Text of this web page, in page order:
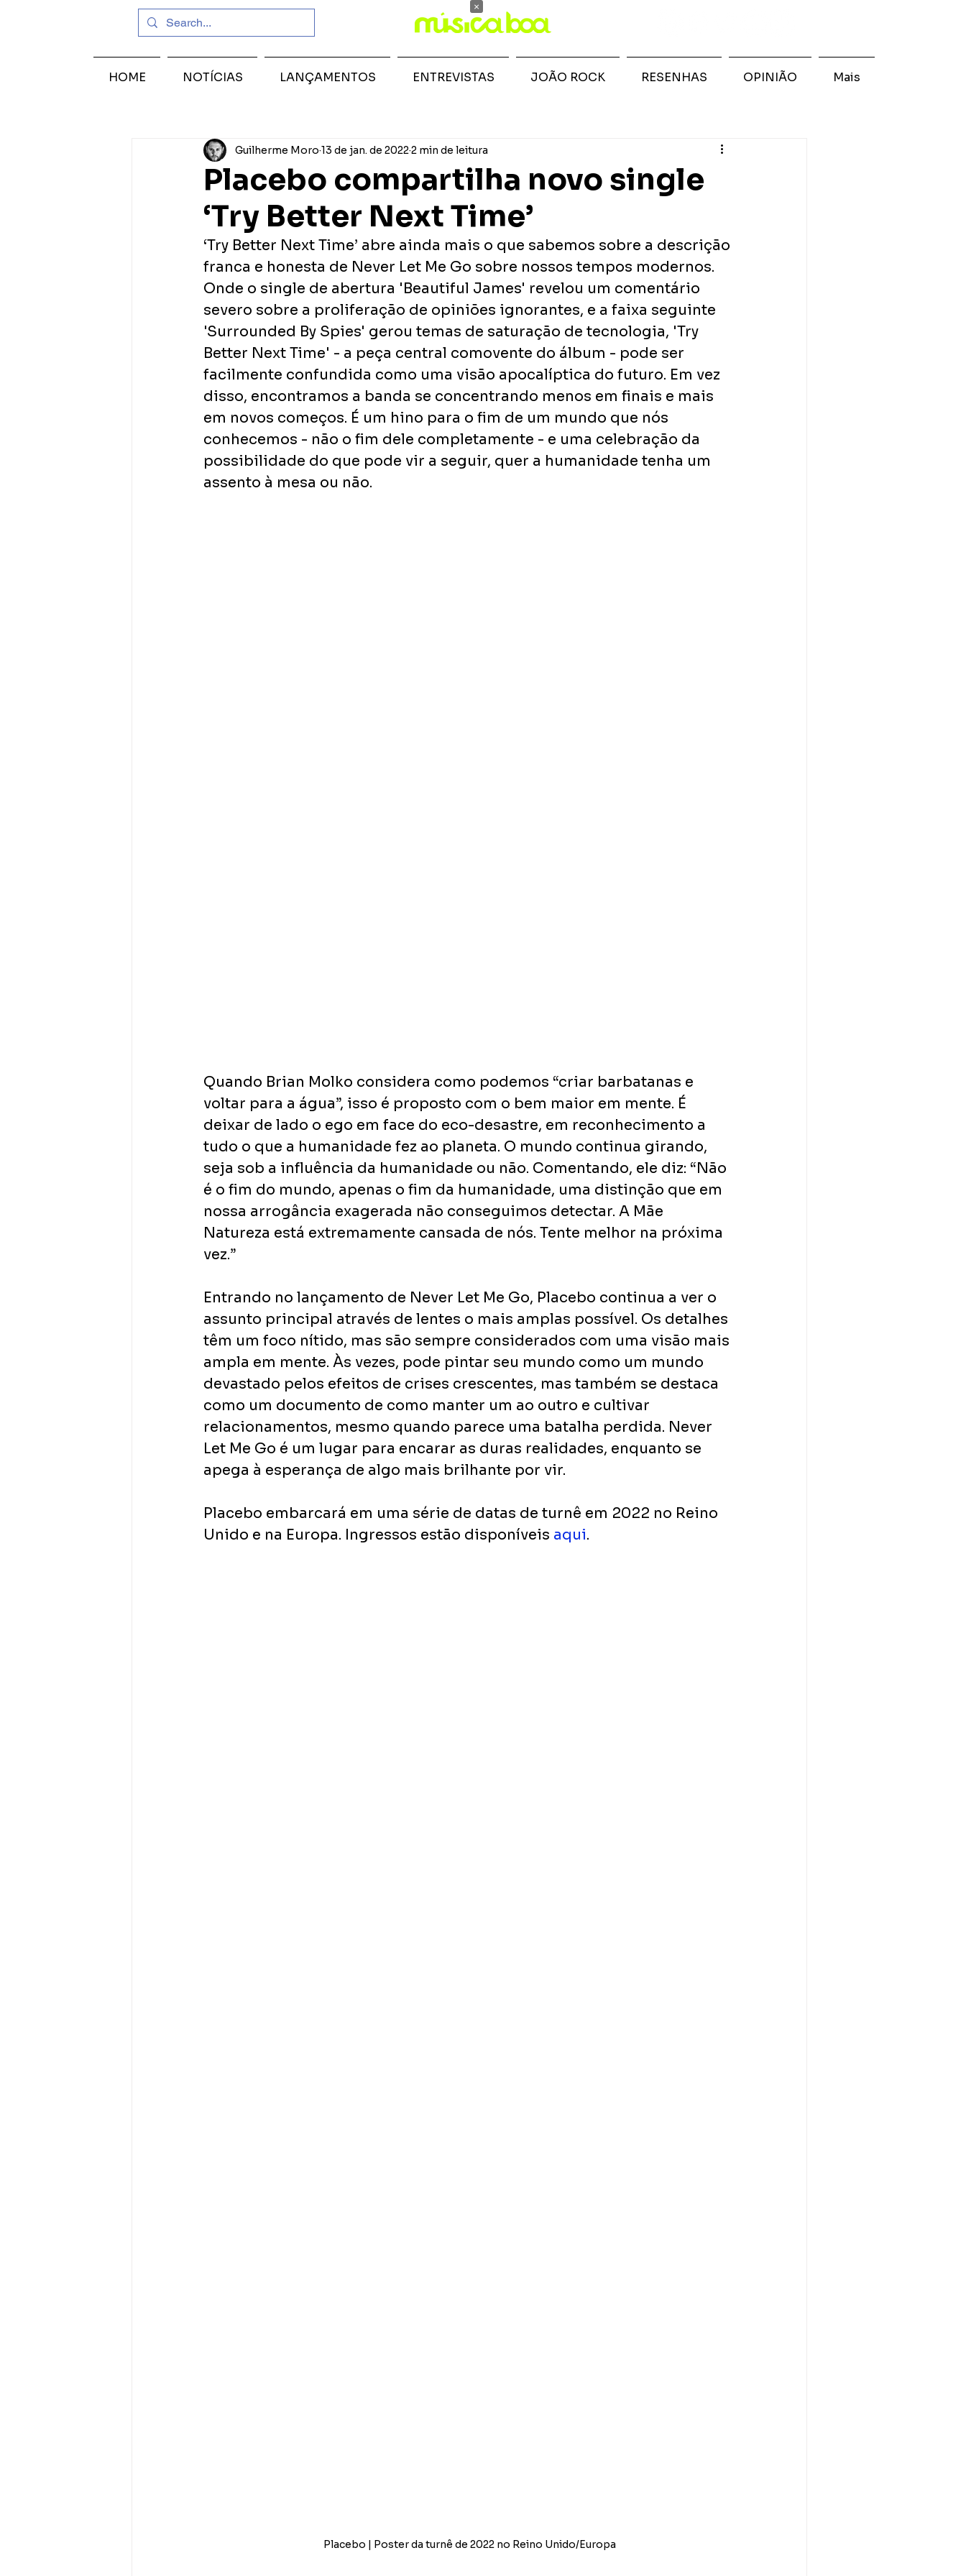
Placebo compartilha novo single
‘Try Better Next Time’
Guilherme Moro 13 de jan. de 2022 2 min de leitura
‘Try Better Next Time’ abre ainda mais o que sabemos sobre a descrição
franca e honesta de Never Let Me Go sobre nossos tempos modernos.
Onde o single de abertura 'Beautiful James' revelou um comentário
severo sobre a proliferação de opiniões ignorantes, e a faixa seguinte
'Surrounded By Spies' gerou temas de saturação de tecnologia, 'Try
Better Next Time' - a peça central comovente do álbum - pode ser
facilmente confundida como uma visão apocalíptica do futuro. Em vez
disso, encontramos a banda se concentrando menos em finais e mais
em novos começos. É um hino para o fim de um mundo que nós
conhecemos - não o fim dele completamente - e uma celebração da
possibilidade do que pode vir a seguir, quer a humanidade tenha um
assento à mesa ou não.
Quando Brian Molko considera como podemos “criar barbatanas e
voltar para a água”, isso é proposto com o bem maior em mente. É
deixar de lado o ego em face do eco-desastre, em reconhecimento a
tudo o que a humanidade fez ao planeta. O mundo continua girando,
seja sob a influência da humanidade ou não. Comentando, ele diz: “Não
é o fim do mundo, apenas o fim da humanidade, uma distinção que em
nossa arrogância exagerada não conseguimos detectar. A Mãe
Natureza está extremamente cansada de nós. Tente melhor na próxima
vez.”
Entrando no lançamento de Never Let Me Go, Placebo continua a ver o
assunto principal através de lentes o mais amplas possível. Os detalhes
têm um foco nítido, mas são sempre considerados com uma visão mais
ampla em mente. Às vezes, pode pintar seu mundo como um mundo
devastado pelos efeitos de crises crescentes, mas também se destaca
como um documento de como manter um ao outro e cultivar
relacionamentos, mesmo quando parece uma batalha perdida. Never
Let Me Go é um lugar para encarar as duras realidades, enquanto se
apega à esperança de algo mais brilhante por vir.
Placebo embarcará em uma série de datas de turnê em 2022 no Reino
Unido e na Europa. Ingressos estão disponíveis aqui.
Placebo | Poster da turnê de 2022 no Reino Unido/Europa
HOME NOTÍCIAS LANÇAMENTOS ENTREVISTAS JOÃO ROCK RESENHAS OPINIÃO Mais
×